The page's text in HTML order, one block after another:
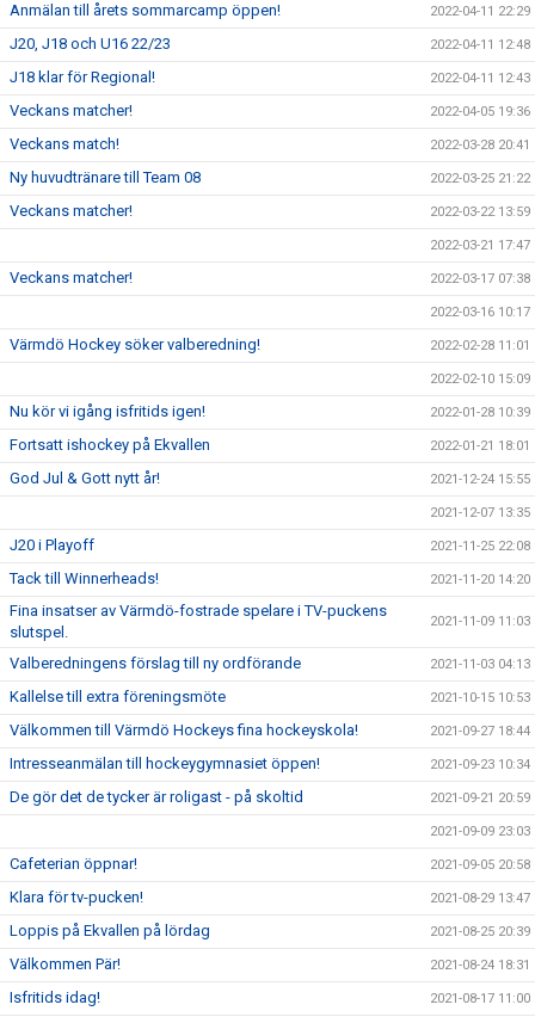
Anmälan till årets sommarcamp öppen! 2022-04-11 22:29
J20, J18 och U16 22/23 2022-04-11 12:48
J18 klar för Regional! 2022-04-11 12:43
Veckans matcher! 2022-04-05 19:36
Veckans match! 2022-03-28 20:41
Ny huvudtränare till Team 08 2022-03-25 21:22
Veckans matcher! 2022-03-22 13:59
2022-03-21 17:47
Veckans matcher! 2022-03-17 07:38
2022-03-16 10:17
Värmdö Hockey söker valberedning! 2022-02-28 11:01
2022-02-10 15:09
Nu kör vi igång isfritids igen! 2022-01-28 10:39
Fortsatt ishockey på Ekvallen 2022-01-21 18:01
God Jul & Gott nytt år! 2021-12-24 15:55
2021-12-07 13:35
J20 i Playoff 2021-11-25 22:08
Tack till Winnerheads! 2021-11-20 14:20
Fina insatser av Värmdö-fostrade spelare i TV-puckens
slutspel.
2021-11-09 11:03
Valberedningens förslag till ny ordförande 2021-11-03 04:13
Kallelse till extra föreningsmöte 2021-10-15 10:53
Välkommen till Värmdö Hockeys fina hockeyskola! 2021-09-27 18:44
Intresseanmälan till hockeygymnasiet öppen! 2021-09-23 10:34
De gör det de tycker är roligast - på skoltid 2021-09-21 20:59
2021-09-09 23:03
Cafeterian öppnar! 2021-09-05 20:58
Klara för tv-pucken! 2021-08-29 13:47
Loppis på Ekvallen på lördag 2021-08-25 20:39
Välkommen Pär! 2021-08-24 18:31
Isfritids idag! 2021-08-17 11:00